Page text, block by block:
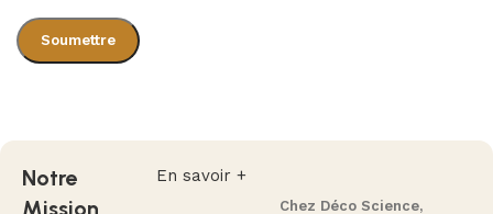
En savoir +
Notre
Chez Déco Science,